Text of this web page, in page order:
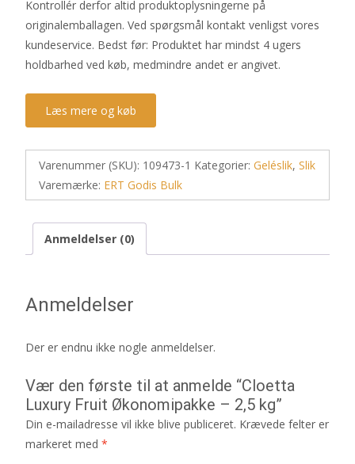
Kontrollér derfor altid produktoplysningerne på
originalemballagen. Ved spørgsmål kontakt venligst vores
kundeservice. Bedst før: Produktet har mindst 4 ugers
holdbarhed ved køb, medmindre andet er angivet.
Læs mere og køb
Varenummer (SKU): 109473-1 Kategorier: Geléslik, Slik
Varemærke: ERT Godis Bulk
Anmeldelser (0)
Anmeldelser
Der er endnu ikke nogle anmeldelser.
Vær den første til at anmelde “Cloetta
Luxury Fruit Økonomipakke – 2,5 kg”
Din e-mailadresse vil ikke blive publiceret. Krævede felter er
markeret med *